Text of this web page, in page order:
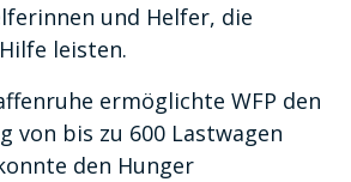
und Helfer, die
leisten.
ermöglichte WFP den
von bis zu 600 Lastwagen
den Hunger